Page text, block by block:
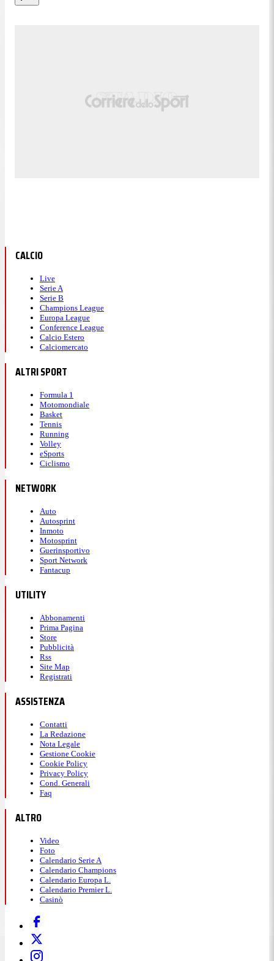
CALCIO
Live
Serie A
Serie B
Champions League
Europa League
Conference League
Calcio Estero
Calciomercato
ALTRI SPORT
Formula 1
Motomondiale
Basket
Tennis
Running
Volley
eSports
Ciclismo
NETWORK
Auto
Autosprint
Inmoto
Motosprint
Guerinsportivo
Sport Network
Fantacup
UTILITY
Abbonamenti
Prima Pagina
Store
Pubblicità
Rss
Site Map
Registrati
ASSISTENZA
Contatti
La Redazione
Nota Legale
Gestione Cookie
Cookie Policy
Privacy Policy
Cond. Generali
Faq
ALTRO
Video
Foto
Calendario Serie A
Calendario Champions
Calendario Europa L.
Calendario Premier L.
Casinò